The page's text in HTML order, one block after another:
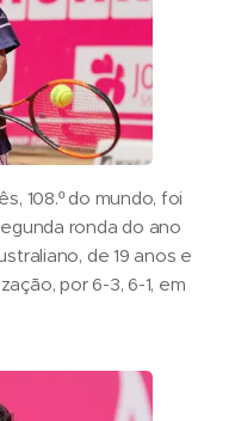
108.º do mundo, foi
ronda do ano
de 19 anos e
por 6-3, 6-1, em